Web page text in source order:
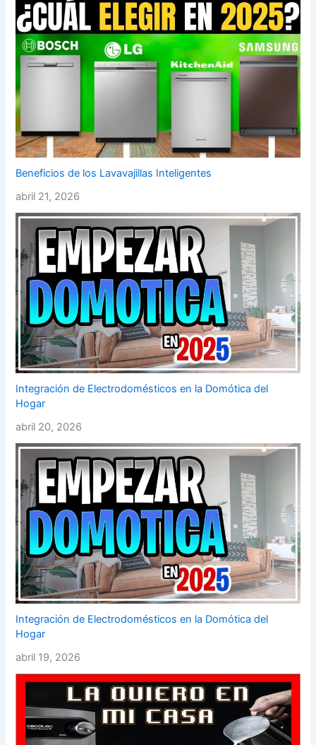
Beneficios de los Lavavajillas Inteligentes
abril 21, 2026
Integración de Electrodomésticos en la Domótica del
Hogar
abril 20, 2026
Integración de Electrodomésticos en la Domótica del
Hogar
abril 19, 2026